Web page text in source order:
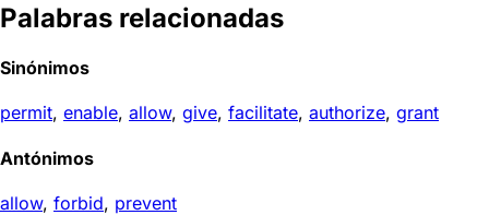
Palabras relacionadas
Sinónimos
permit, enable, allow, give, facilitate, authorize, grant
Antónimos
allow, forbid, prevent